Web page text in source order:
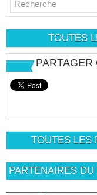
TOUTES
PARTAGER
TOUTES LES
PARTENAIRES